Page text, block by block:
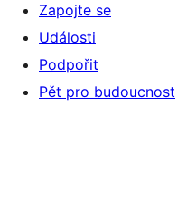
Zapojte se
Události
Podpořit
Pět pro budoucnost